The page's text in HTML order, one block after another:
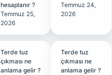
hesaplanır ?
Temmuz 25,
2026
Temmuz 24,
2026
Terde tuz
çıkması ne
anlama gelir ?
Terde tuz
çıkması ne
anlama gelir ?